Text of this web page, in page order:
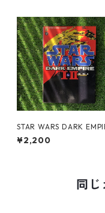
STAR WARS DARK
&2 JAPAN ED.
¥2,200
同